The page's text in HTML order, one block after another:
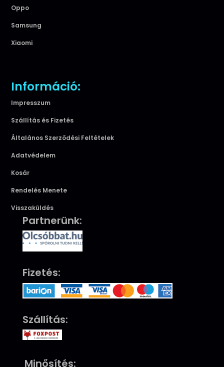
Oppo
Samsung
Xiaomi
Információ:
Impresszum
Szállítás és Fizetés
Általános Szerződési Feltételek
Adatvédelem
Kosár
Rendelés Menete
Visszaküldés
Partnerünk:
Fizetés:
Szállítás:
Minősítés: